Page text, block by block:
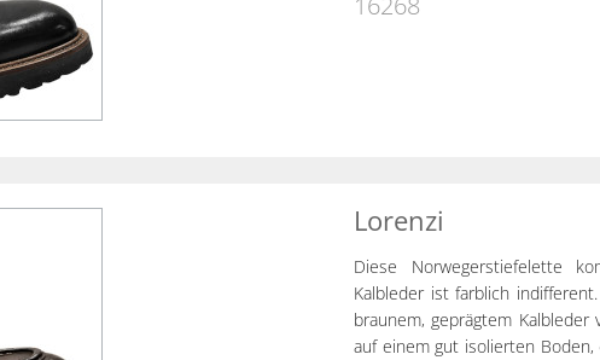
Lorenzi
Diese Norwegerstiefelette
Kalbleder ist farblich
braunem, geprägtem
auf einem gut isolierten